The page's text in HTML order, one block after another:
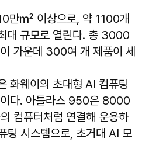
만㎡ 이상으로, 약 1100개
대 규모로 열린다. 총 3000
가운데 300여 개 제품이 세
화웨이의 초대형 AI 컴퓨팅
다. 아틀라스 950은 8000
컴퓨터처럼 연결해 운용하
팅 시스템으로, 초거대 AI 모